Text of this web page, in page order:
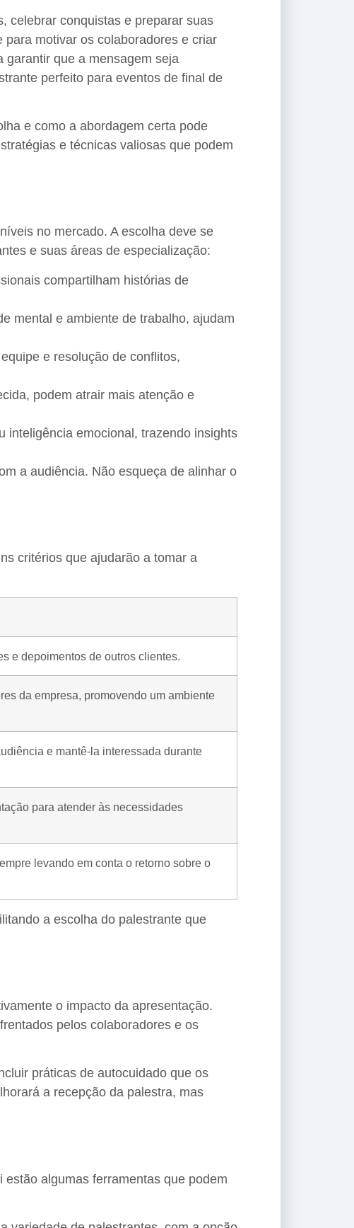
celebrar conquistas e preparar suas
motivar os colaboradores e criar
garantir que a mensagem seja
perfeito para eventos de final de
e como a abordagem certa pode
e técnicas valiosas que podem
no mercado. A escolha deve se
e suas áreas de especialização:
compartilham histórias de
mental e ambiente de trabalho, ajudam
e resolução de conflitos,
podem atrair mais atenção e
inteligência emocional, trazendo insights
a audiência. Não esqueça de alinhar o
critérios que ajudarão a tomar a
e depoimentos de outros clientes.
da empresa, promovendo um ambiente
e mantê-la interessada durante
para atender às necessidades
levando em conta o retorno sobre o
a escolha do palestrante que
o impacto da apresentação.
pelos colaboradores e os
práticas de autocuidado que os
a recepção da palestra, mas
algumas ferramentas que podem